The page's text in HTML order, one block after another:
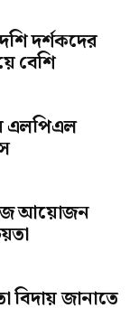
দর্শকদের
বেশি
এলপিএল
আয়োজন
বিদায় জানাতে